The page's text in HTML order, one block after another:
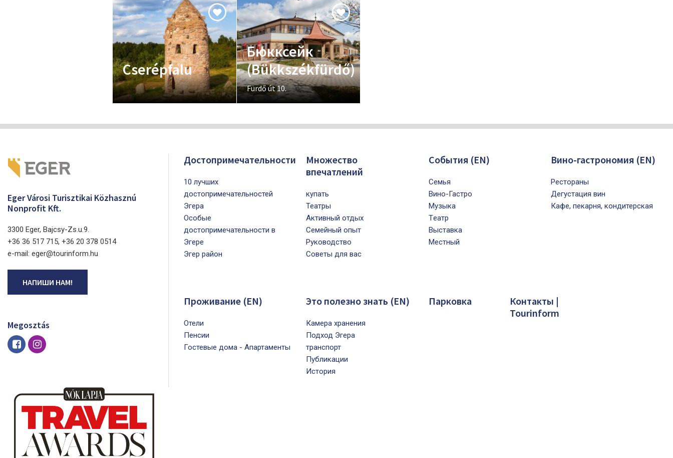
Cserépfalu
Бюкксейк
(Bükkszékfürdő)
Fürdő út 10.
Eger Városi Turisztikai Közhasznú
Nonprofit Kft.
3300 Eger, Bajcsy-Zs.u.9.
+36 36 517 715, +36 20 378 0514
e-mail: eger@tourinform.hu
НАПИШИ НАМ!
Megosztás
Достопримечательности
10 лучших
достопримечательностей
Эгера
Особые
достопримечательности в
Эгере
Эгер район
Множество
впечатлений
купать
Театры
Активный отдых
Семейный опыт
Pуководство
Советы для вас
Cобытия (EN)
Cемья
Bино-Гастро
Mузыка
Tеатр
Bыставка
Mестный
Вино-гастрономия (EN)
Рестораны
Дегустация вин
Кафе, пекарня, кондитерская
Проживание (EN)
Oтели
Пенсии
Гостевые дома - Апартаменты
Это полезно знать (EN)
Камера хранения
Подход Эгера
транспорт
Публикации
История
Парковка
Контакты |
Tourinform